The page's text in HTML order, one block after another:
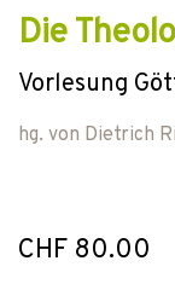
Die
Vorlesung
hg. von Dietrich
CHF 80.00